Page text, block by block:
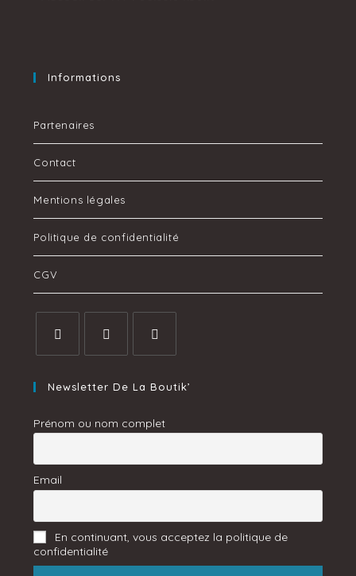
Informations
Partenaires
Contact
Mentions légales
Politique de confidentialité
CGV
Newsletter De La Boutik’
Prénom ou nom complet
Email
En continuant, vous acceptez la politique de
confidentialité